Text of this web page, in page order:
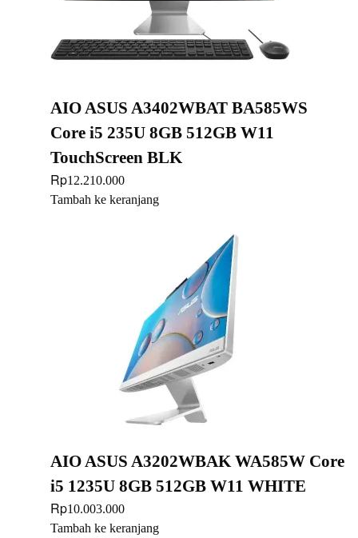
AIO ASUS A3402WBAT BA585WS
Core i5 235U 8GB 512GB W11
TouchScreen BLK
Rp12.210.000
Tambah ke keranjang
AIO ASUS A3202WBAK WA585W Core
i5 1235U 8GB 512GB W11 WHITE
Rp10.003.000
Tambah ke keranjang